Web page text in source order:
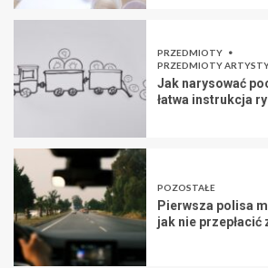
PRZEDMIOTY
PRZEDMIOTY
Jak narysować
łatwa instrukcja
POZOSTAŁE
Pierwsza polisa
jak nie przepłacić